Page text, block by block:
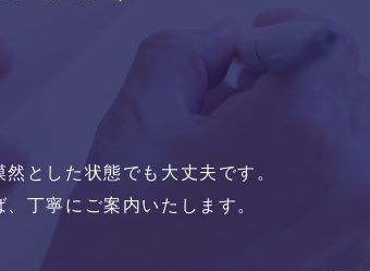
とした状態でも大丈夫です。
丁寧にご案内いたします。